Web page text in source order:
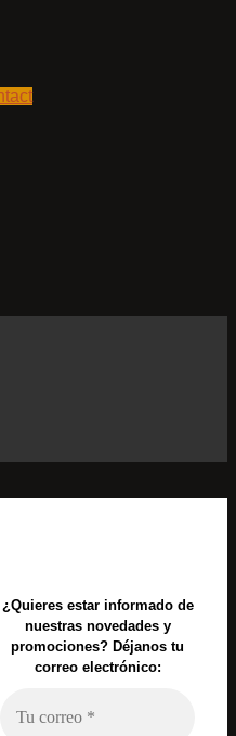
¿Quieres estar informado de
nuestras novedades y
promociones? Déjanos tu
correo electrónico: